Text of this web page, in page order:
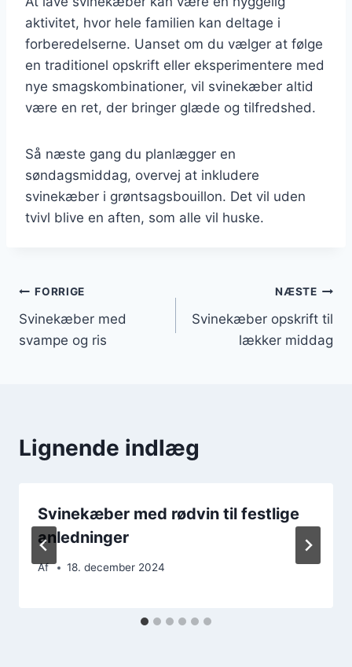
aktivitet, hvor hele familien kan deltage i
forberedelserne. Uanset om du vælger at følge
en traditionel opskrift eller eksperimentere med
nye smagskombinationer, vil svinekæber altid
være en ret, der bringer glæde og tilfredshed.
Så næste gang du planlægger en
søndagsmiddag, overvej at inkludere
svinekæber i grøntsagsbouillon. Det vil uden
tvivl blive en aften, som alle vil huske.
Indlægsnavigation
FORRIGE
Svinekæber med
svampe og ris
NÆSTE
Svinekæber opskrift til
lækker middag
Lignende indlæg
Svinekæber med rødvin til festlige
anledninger
Af 18. december 2024